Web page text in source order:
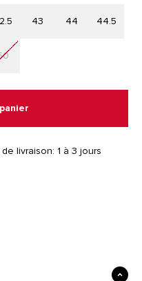
43 44 44.5
livraison: 1 à 3 jours